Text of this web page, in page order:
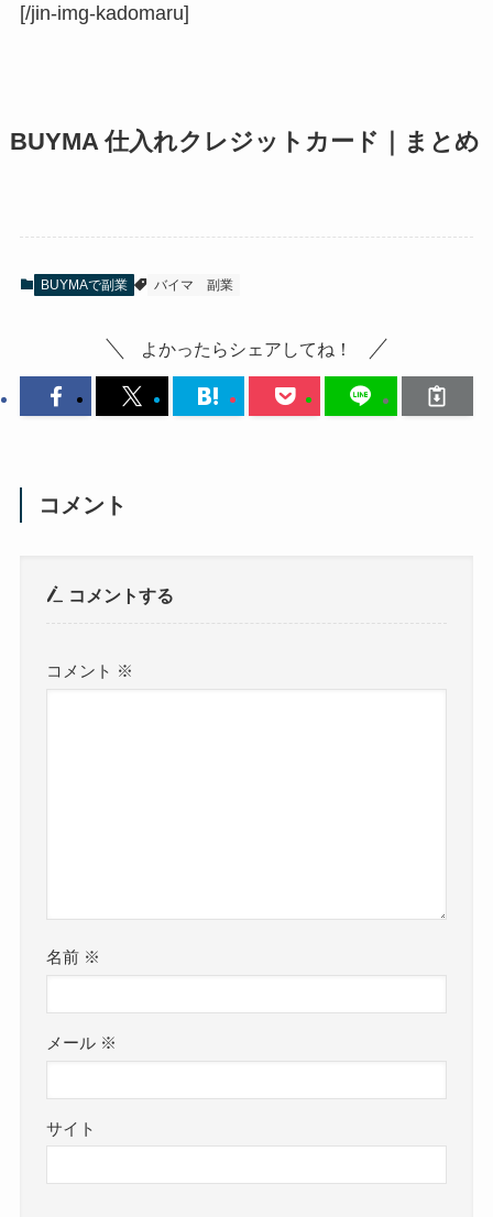
[/jin-img-kadomaru]
BUYMA 仕入れクレジットカード｜まとめ
BUYMAで副業 バイマ 副業
よかったらシェアしてね！
コメント
コメントする
コメント ※
名前 ※
メール ※
サイト